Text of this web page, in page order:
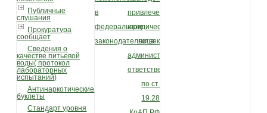
Публичные
слушания
Прокуратура
сообщает
Сведения о
качестве питьевой
воды( протокол
лабораторных
испытаний)
Антинаркотические
буклеты
Стандарт уровня
в
федеральном
законодательстве
привлечения
юридического
лица к
административной
ответственности
по ст.
19.28